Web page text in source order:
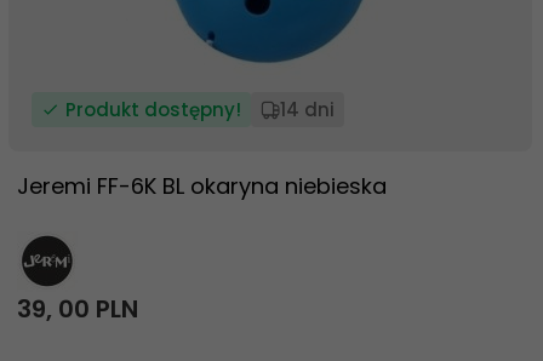
Produkt dostępny! 14 dni
Jeremi FF-6K BL okaryna niebieska
39, 00 PLN